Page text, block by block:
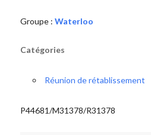
Groupe : Waterloo
Catégories
Réunion de rétablissement
P44681/M31378/R31378